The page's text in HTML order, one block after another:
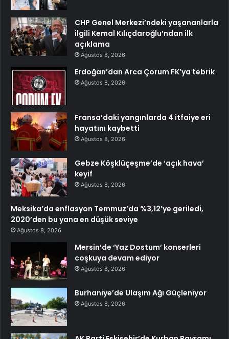
CHP Genel Merkezi’ndeki yaşananlarla
ilgili Kemal Kılıçdaroğlu’ndan ilk
açıklama
Ağustos 8, 2026
Erdoğan’dan Arca Çorum FK’ya tebrik
Ağustos 8, 2026
Fransa’daki yangınlarda 4 itfaiye eri
hayatını kaybetti
Ağustos 8, 2026
Gebze Köşklüçeşme’de ‘açık hava’
keyif
Ağustos 8, 2026
Meksika’da enflasyon Temmuz’da %3,12’ye geriledi,
2020’den bu yana en düşük seviye
Ağustos 8, 2026
Mersin’de ‘Yaz Dostum’ konserleri
coşkuya devam ediyor
Ağustos 8, 2026
Burhaniye’de Ulaşım Ağı Güçleniyor
Ağustos 8, 2026